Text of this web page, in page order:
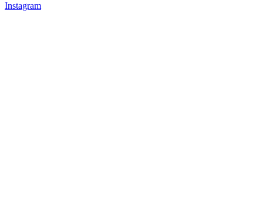
Instagram